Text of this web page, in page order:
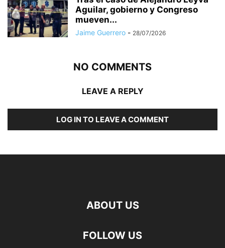
Aguilar, gobierno y Congreso
mueven...
Jaime Guerrero - 28/07/2026
NO COMMENTS
LEAVE A REPLY
LOG IN TO LEAVE A COMMENT
ABOUT US
FOLLOW US